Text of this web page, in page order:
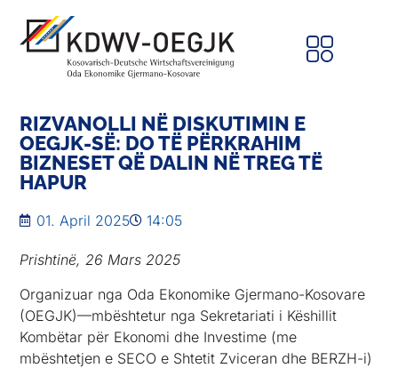
RIZVANOLLI NË DISKUTIMIN E
OEGJK-SË: DO TË PËRKRAHIM
BIZNESET QË DALIN NË TREG TË
HAPUR
01. April 2025 14:05
Prishtinë, 26 Mars 2025
Organizuar nga Oda Ekonomike Gjermano-Kosovare
(OEGJK)—mbështetur nga Sekretariati i Këshillit
Kombëtar për Ekonomi dhe Investime (me
mbështetjen e SECO e Shtetit Zviceran dhe BERZH-i)